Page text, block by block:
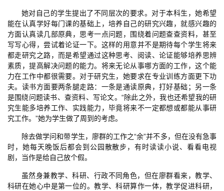
她对自己的学生提出了不同层次的要求。对于本科生，她希望
能在认真学好每门课的基础上，培养自己的研究兴趣，就感兴趣的
方面认真读几部原典，思考一点问题，围绕着问题查查资料，甚至
写写心得，尝试着论证一下。这样的用意并不是期待每个学生将来
都走研究之路，而是希望通过这种思考、阅读、论证能够培养思辨
素质，提高解决问题的能力。将来无论从事哪方面的工作，这个能
力在工作中都很需要。对于研究生，她要求在专业训练方面更下功
夫。读书方面要两条腿走路：一条是通读原典，打好基础；另一条
是围绕问题读书、查资料、写论文。“除此之外，我也还希望我的研
究生能多培养工作、实践能力，毕竟将来不一定都想或都能从事研
究工作。”她为学生做了周到的考虑。
除去做学问和带学生，廖群的工作之“余”并不多，但在没有急事
时，她每天晚饭后都会到公园散散步，有时读读小说、看看电视
剧，当作是给自己放个假。
虽然身兼教学、科研、行政不同角色，但在廖群看来，教学、
科研在她心中是第一位的。教学、科研算作一体，教学促进科研，